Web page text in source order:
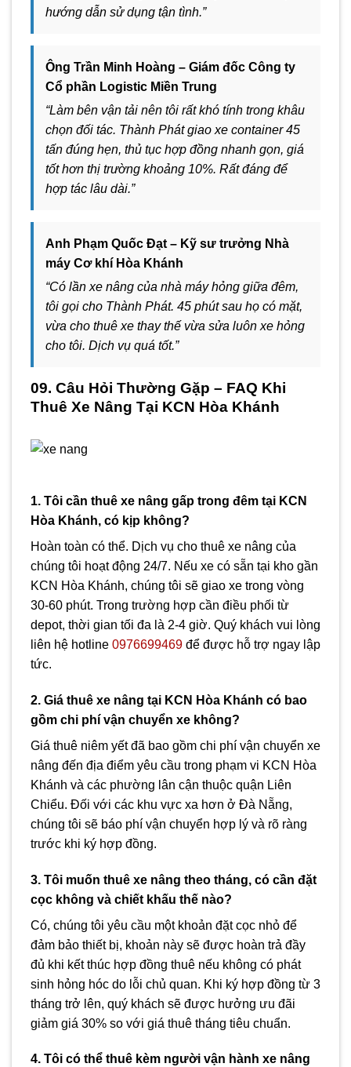
hướng dẫn sử dụng tận tình.”
Ông Trần Minh Hoàng – Giám đốc Công ty
Cổ phần Logistic Miền Trung
“Làm bên vận tải nên tôi rất khó tính trong khâu
chọn đối tác. Thành Phát giao xe container 45
tấn đúng hẹn, thủ tục hợp đồng nhanh gọn, giá
tốt hơn thị trường khoảng 10%. Rất đáng để
hợp tác lâu dài.”
Anh Phạm Quốc Đạt – Kỹ sư trưởng Nhà
máy Cơ khí Hòa Khánh
“Có lần xe nâng của nhà máy hỏng giữa đêm,
tôi gọi cho Thành Phát. 45 phút sau họ có mặt,
vừa cho thuê xe thay thế vừa sửa luôn xe hỏng
cho tôi. Dịch vụ quá tốt.”
09. Câu Hỏi Thường Gặp – FAQ Khi
Thuê Xe Nâng Tại KCN Hòa Khánh
1. Tôi cần thuê xe nâng gấp trong đêm tại KCN
Hòa Khánh, có kịp không?
Hoàn toàn có thể. Dịch vụ cho thuê xe nâng của
chúng tôi hoạt động 24/7. Nếu xe có sẵn tại kho gần
KCN Hòa Khánh, chúng tôi sẽ giao xe trong vòng
30-60 phút. Trong trường hợp cần điều phối từ
depot, thời gian tối đa là 2-4 giờ. Quý khách vui lòng
liên hệ hotline 0976699469 để được hỗ trợ ngay lập
tức.
2. Giá thuê xe nâng tại KCN Hòa Khánh có bao
gồm chi phí vận chuyển xe không?
Giá thuê niêm yết đã bao gồm chi phí vận chuyển xe
nâng đến địa điểm yêu cầu trong phạm vi KCN Hòa
Khánh và các phường lân cận thuộc quận Liên
Chiểu. Đối với các khu vực xa hơn ở Đà Nẵng,
chúng tôi sẽ báo phí vận chuyển hợp lý và rõ ràng
trước khi ký hợp đồng.
3. Tôi muốn thuê xe nâng theo tháng, có cần đặt
cọc không và chiết khấu thế nào?
Có, chúng tôi yêu cầu một khoản đặt cọc nhỏ để
đảm bảo thiết bị, khoản này sẽ được hoàn trả đầy
đủ khi kết thúc hợp đồng thuê nếu không có phát
sinh hỏng hóc do lỗi chủ quan. Khi ký hợp đồng từ 3
tháng trở lên, quý khách sẽ được hưởng ưu đãi
giảm giá 30% so với giá thuê tháng tiêu chuẩn.
4. Tôi có thể thuê kèm người vận hành xe nâng